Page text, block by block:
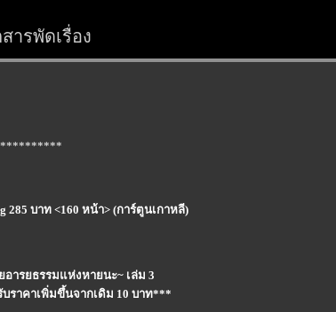
ารพัดเรื่อง
285 บาท <160 หน้า> (การ์ตูนเกาหลี)
ารยธรรมแห่งหายนะ~ เล่ม 3
บราคาเพิ่มขึ้นจากเดิม 10 บาท***